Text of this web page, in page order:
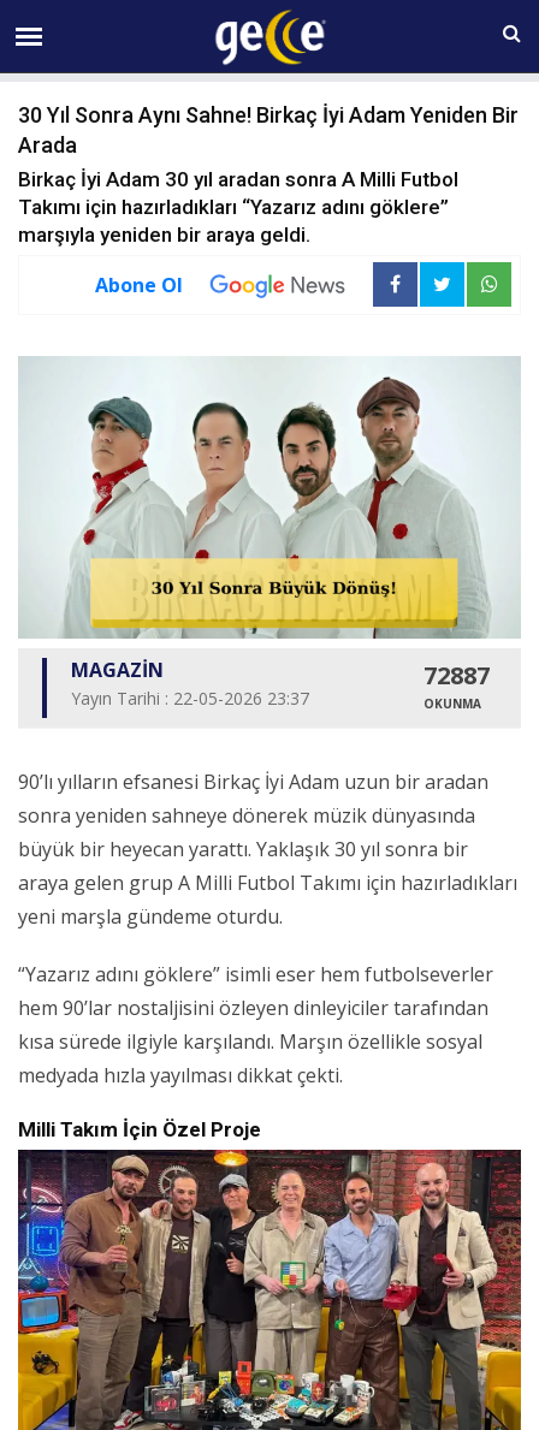
07 AĞUSTOS Cuma 01:31
30 Yıl Sonra Aynı Sahne! Birkaç İyi Adam Yeniden Bir
Arada
Birkaç İyi Adam 30 yıl aradan sonra A Milli Futbol
Takımı için hazırladıkları “Yazarız adını göklere”
marşıyla yeniden bir araya geldi.
Abone Ol
MAGAZİN
Yayın Tarihi : 22-05-2026 23:37
72887
OKUNMA
90’lı yılların efsanesi Birkaç İyi Adam uzun bir aradan
sonra yeniden sahneye dönerek müzik dünyasında
büyük bir heyecan yarattı. Yaklaşık 30 yıl sonra bir
araya gelen grup A Milli Futbol Takımı için hazırladıkları
yeni marşla gündeme oturdu.
“Yazarız adını göklere” isimli eser hem futbolseverler
hem 90’lar nostaljisini özleyen dinleyiciler tarafından
kısa sürede ilgiyle karşılandı. Marşın özellikle sosyal
medyada hızla yayılması dikkat çekti.
Milli Takım İçin Özel Proje